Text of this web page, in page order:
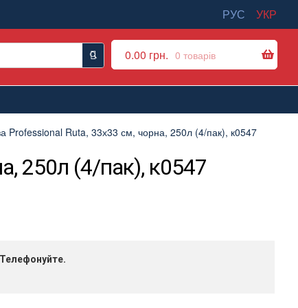
РУС
УКР
0.00 грн. 0 товарів
Professional Ruta, 33х33 см, чорна, 250л (4/пак), к0547
250л (4/пак), к0547